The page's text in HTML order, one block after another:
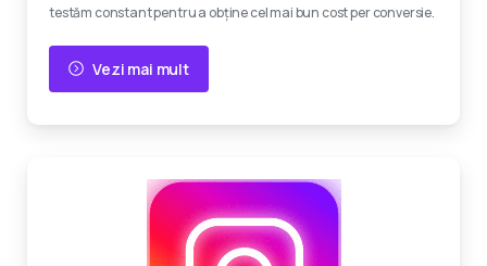
testăm constant pentru a obține cel mai bun cost per conversie.
Vezi mai mult